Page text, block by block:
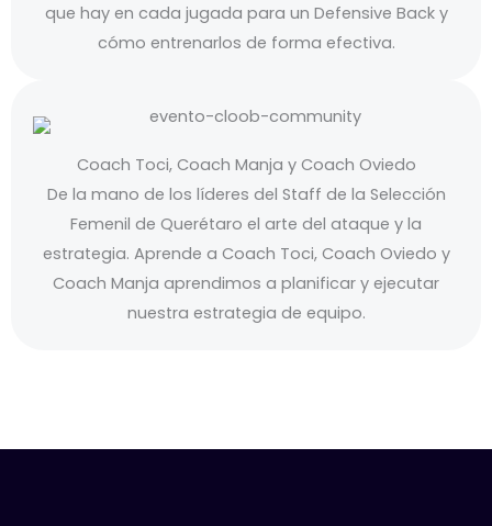
que hay en cada jugada para un Defensive Back y
cómo entrenarlos de forma efectiva.
Coach Toci, Coach Manja y Coach Oviedo
De la mano de los líderes del Staff de la Selección
Femenil de Querétaro el arte del ataque y la
estrategia. Aprende a Coach Toci, Coach Oviedo y
Coach Manja aprendimos a planificar y ejecutar
nuestra estrategia de equipo.